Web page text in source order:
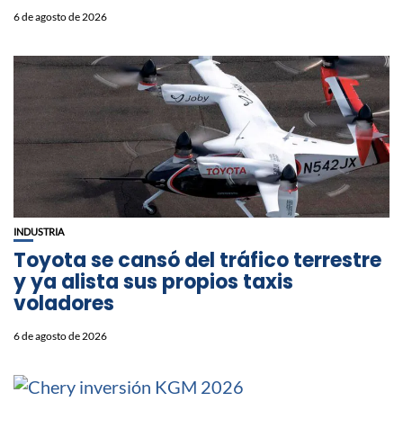
6 de agosto de 2026
INDUSTRIA
Toyota se cansó del tráfico terrestre
y ya alista sus propios taxis
voladores
6 de agosto de 2026